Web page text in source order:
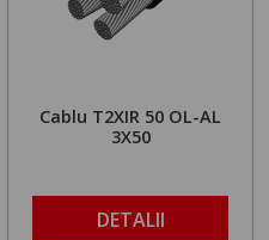
Cablu T2XIR 50 OL-AL
3X50
DETALII